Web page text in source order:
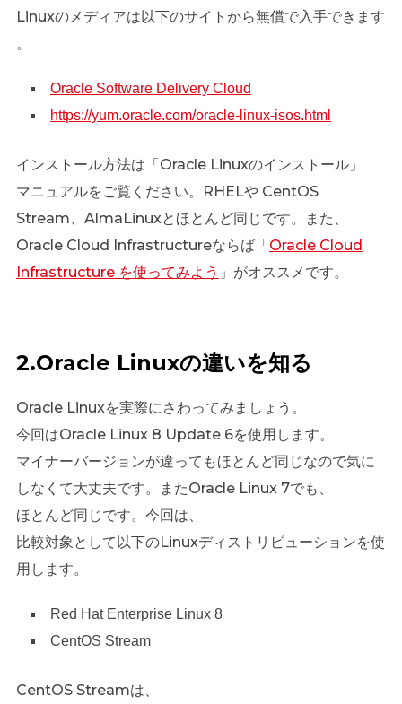
Linuxのメディアは以下のサイトから無償で入手できます
。
Oracle Software Delivery Cloud
https://yum.oracle.com/oracle-linux-isos.html
インストール方法は「Oracle Linuxのインストール」
マニュアルをご覧ください。RHELや CentOS
Stream、AlmaLinuxとほとんど同じです。また、
Oracle Cloud Infrastructureならば「Oracle Cloud
Infrastructure を使ってみよう 」がオススメです。
2.Oracle Linuxの違いを知る
Oracle Linuxを実際にさわってみましょう。
今回はOracle Linux 8 Update 6を使用します。
マイナーバージョンが違ってもほとんど同じなので気に
しなくて大丈夫です。またOracle Linux 7でも、
ほとんど同じです。今回は、
比較対象として以下のLinuxディストリビューションを使
用します。
Red Hat Enterprise Linux 8
CentOS Stream
CentOS Streamは、